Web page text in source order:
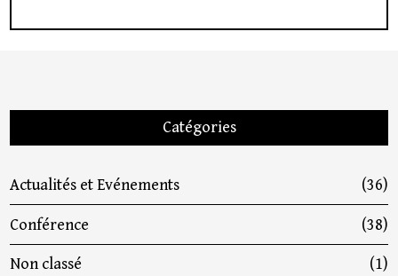
Catégories
Actualités et Evénements (36)
Conférence (38)
Non classé (1)